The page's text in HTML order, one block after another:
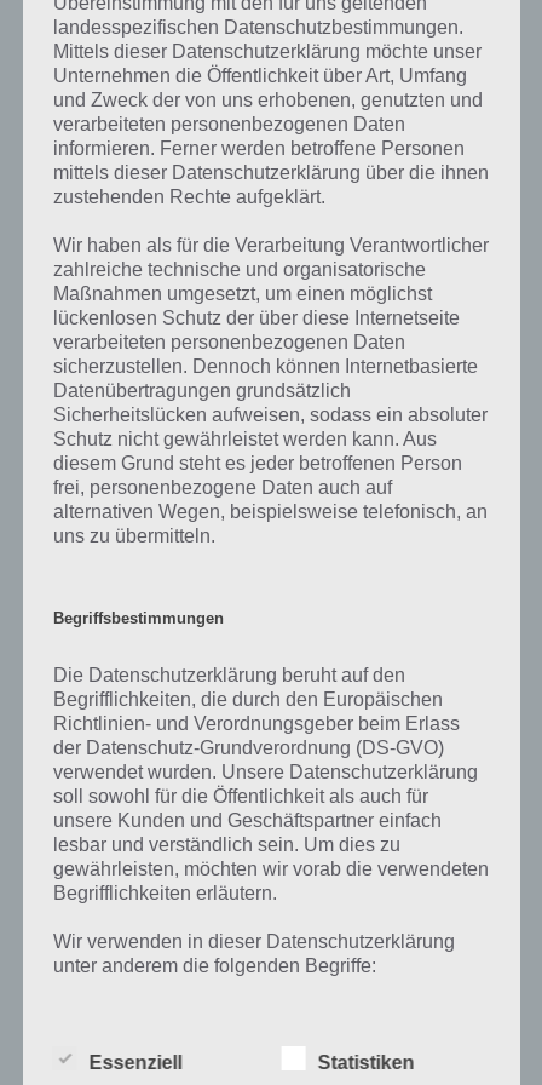
was gibt es dazu zu wissen? Passt das Wort auch zu Vietnam? Zu
bestimmten Lösungen präsentieren wir daher auch immer eine
kurze Begriffserklärung!
Klettern hat verschiedene Bedeutungen. Einerseits als sportliche
Betätigung. Zum anderen das Industrieklettern, ein Arbeitsverfahren
mittels Seiltechnik. Dann gibt es das ganz „normale“ Baumklettern,
also die Höhenarbeit an Bäumen, welches auch durch Seile
unterstützt wird.
Nachfolgend will ich auf das Klettern als Fortbewegungsart bzw.
Sport eingehen. Entweder direkt am Fels oder in dafür
eingerichteten Hallen und vielen weiteren Arten kann Klettern
betrieben werden.
Klettern ist dabei im Menschen verankert. Bereits seit tausenden
von Jahren wird geklettert. Beispielsweise aus religiösen bzw.
kulturellen Gründen, in der Regel aber aus praktischen Gründen, um
einen besseren Überblick nach Tieren oder Feinden zu haben. Im
Mittelalter dienten Felsen als Spähwarte oder als Signaltürme zum
Weiterleiten von Nachrichten.
Hilfsmitteln. Im 20. Jahrhundert wurde dann vor allem technisch
waren.
Beim Freiklettern wird wie erwähnt nur der Fels und der Körper
genutzt. Trotzdem gibt es auch hier Seile und technische Hilfsmittel,
welche jedoch einzig und allein der Sicherung dienen. Einige
Kletterrouten sind dazu mit Felshaken ausgestattet, oder Haken
muss selber in den Fels gebohrt werden. Wenn auf Sicherungsmittel
und andere Hilfsmittel verzichtet wird, spricht man im übrigen vom
Free Solo.
Tweet auf Twitter
landesspezifischen Datenschutzbestimmungen.
Mittels dieser Datenschutzerklärung möchte unser
Unternehmen die Öffentlichkeit über Art, Umfang
und Zweck der von uns erhobenen, genutzten und
verarbeiteten personenbezogenen Daten
informieren. Ferner werden betroffene Personen
mittels dieser Datenschutzerklärung über die ihnen
zustehenden Rechte aufgeklärt.
Wir haben als für die Verarbeitung Verantwortlicher
zahlreiche technische und organisatorische
Maßnahmen umgesetzt, um einen möglichst
lückenlosen Schutz der über diese Internetseite
verarbeiteten personenbezogenen Daten
sicherzustellen. Dennoch können Internetbasierte
Datenübertragungen grundsätzlich
Sicherheitslücken aufweisen, sodass ein absoluter
Schutz nicht gewährleistet werden kann. Aus
diesem Grund steht es jeder betroffenen Person
frei, personenbezogene Daten auch auf
alternativen Wegen, beispielsweise telefonisch, an
uns zu übermitteln.
Begriffsbestimmungen
Die Datenschutzerklärung beruht auf den
Begrifflichkeiten, die durch den Europäischen
Richtlinien- und Verordnungsgeber beim Erlass
der Datenschutz-Grundverordnung (DS-GVO)
verwendet wurden. Unsere Datenschutzerklärung
soll sowohl für die Öffentlichkeit als auch für
unsere Kunden und Geschäftspartner einfach
lesbar und verständlich sein. Um dies zu
gewährleisten, möchten wir vorab die verwendeten
Begrifflichkeiten erläutern.
Wir verwenden in dieser Datenschutzerklärung
unter anderem die folgenden Begriffe:
a) personenbezogene Daten
Essenziell Statistiken